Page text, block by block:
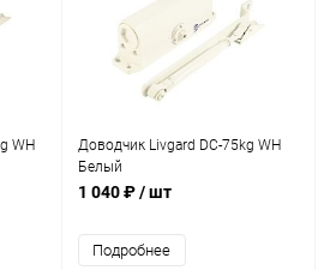
WH
Доводчик Livgard DC-75kg WH
Белый
1 040 ₽/ шт
Подробнее